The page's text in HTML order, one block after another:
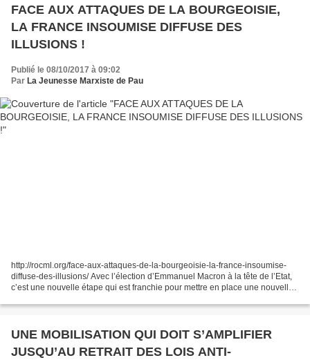
FACE AUX ATTAQUES DE LA BOURGEOISIE,
LA FRANCE INSOUMISE DIFFUSE DES
ILLUSIONS !
Publié le 08/10/2017 à 09:02
Par La Jeunesse Marxiste de Pau
http://rocml.org/face-aux-attaques-de-la-bourgeoisie-la-france-insoumise-
diffuse-des-illusions/ Avec l’élection d’Emmanuel Macron à la tête de l’Etat,
c’est une nouvelle étape qui est franchie pour mettre en place une nouvelle
UNE MOBILISATION QUI DOIT S’AMPLIFIER
JUSQU’AU RETRAIT DES LOIS ANTI-